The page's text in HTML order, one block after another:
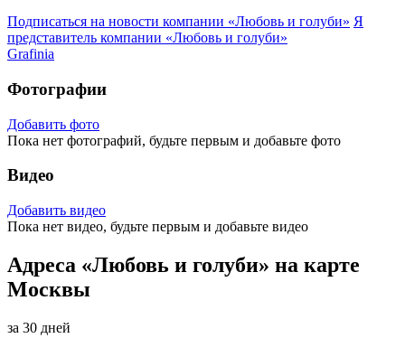
Подписаться на новости компании «Любовь и голуби» Я
представитель компании «Любовь и голуби»
Grafinia
Фотографии
Добавить фото
Пока нет фотографий, будьте первым и добавьте фото
Видео
Добавить видео
Пока нет видео, будьте первым и добавьте видео
Адреса «Любовь и голуби» на карте
Москвы
за 30 дней